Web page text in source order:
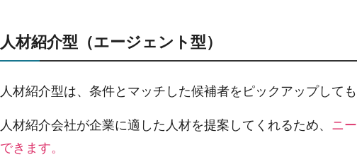
人材紹介型（エージェント型）
人材紹介型は、条件とマッチした候補者をピックアップして
人材紹介会社が企業に適した人材を提案してくれるため、 ニ
できます。